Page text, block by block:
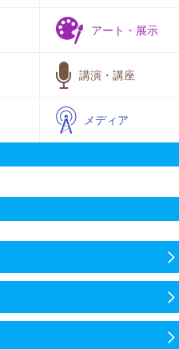
アート・展示
講演・講座
メディア